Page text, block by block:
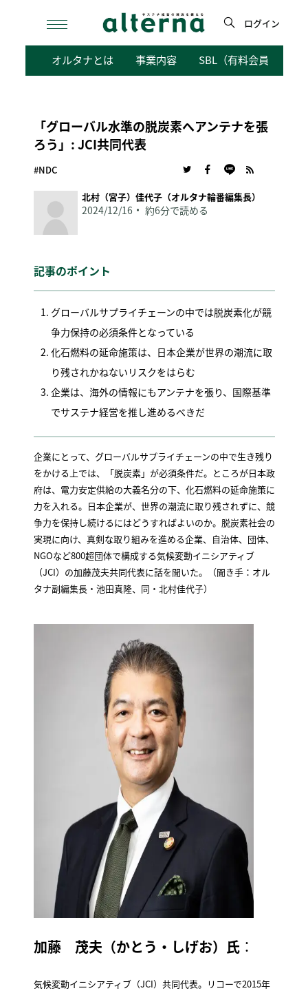
検
ログイン
オルタナとは 事業内容 SBL（有料会員向けサ
「グローバル水準の脱炭素へアンテナを張
ろう」: JCI共同代表
#NDC
北村（宮子）佳代子（オルタナ輪番編集長）
2024/12/16 約6分で読める
記事のポイント
グローバルサプライチェーンの中では脱炭素化が競
争力保持の必須条件となっている
化石燃料の延命施策は、日本企業が世界の潮流に取
り残されかねないリスクをはらむ
企業は、海外の情報にもアンテナを張り、国際基準
でサステナ経営を推し進めるべきだ
企業にとって、グローバルサプライチェーンの中で生き残り
をかける上では、「脱炭素」が必須条件だ。ところが日本政
府は、電力安定供給の大義名分の下、化石燃料の延命施策に
力を入れる。日本企業が、世界の潮流に取り残されずに、競
争力を保持し続けるにはどうすればよいのか。脱炭素社会の
実現に向け、真剣な取り組みを進める企業、自治体、団体、
NGOなど800超団体で構成する気候変動イニシアティブ
（JCI）の加藤茂夫共同代表に話を聞いた。（聞き手：オル
タナ副編集長・池田真隆、同・北村佳代子）
加藤 茂夫（かとう・しげお）氏：
気候変動イニシアティブ（JCI）共同代表。リコーで2015年